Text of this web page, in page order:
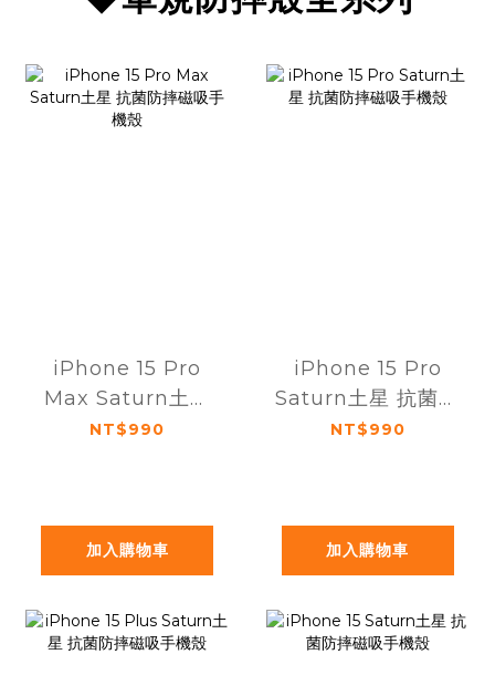
iPhone 15 Pro
Max Saturn土星
抗菌防摔磁吸手機
NT$990
加入購物車
iPhone 15 Pro
Saturn土星 抗菌防
摔磁吸手機殼
NT$990
加入購物車